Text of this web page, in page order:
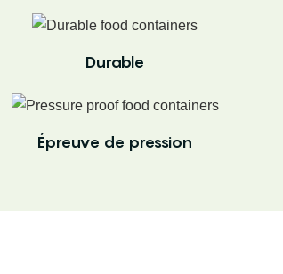
Durable
Épreuve de pression